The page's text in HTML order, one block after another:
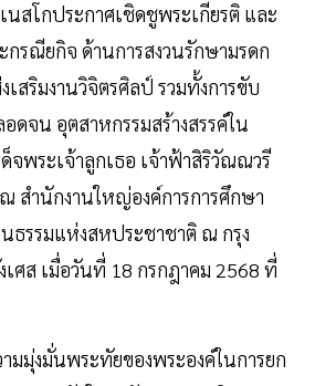
สโกประกาศเชิดชูพระเกียรติ และ
กรณียกิจ ด้านการสงวนรักษามรดก
สริมงานวิจิตรศิลป์ รวมทั้งการขับ
ดจน อุตสาหกรรมสร้างสรรค์ใน
จพระเจ้าลูกเธอ เจ้าฟ้าสิริวัณณวรี
สำนักงานใหญ่องค์การการศึกษา
ธรรมแห่งสหประชาชาติ ณ กรุง
เศส เมื่อวันที่ 18 กรกฎาคม 2568 ที่
มมุ่งมั่นพระทัยของพระองค์ในการยก